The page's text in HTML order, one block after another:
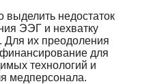
недостаток
ЭЭГ и нехватку
Для их преодоления
для
технологий и
медперсонала.